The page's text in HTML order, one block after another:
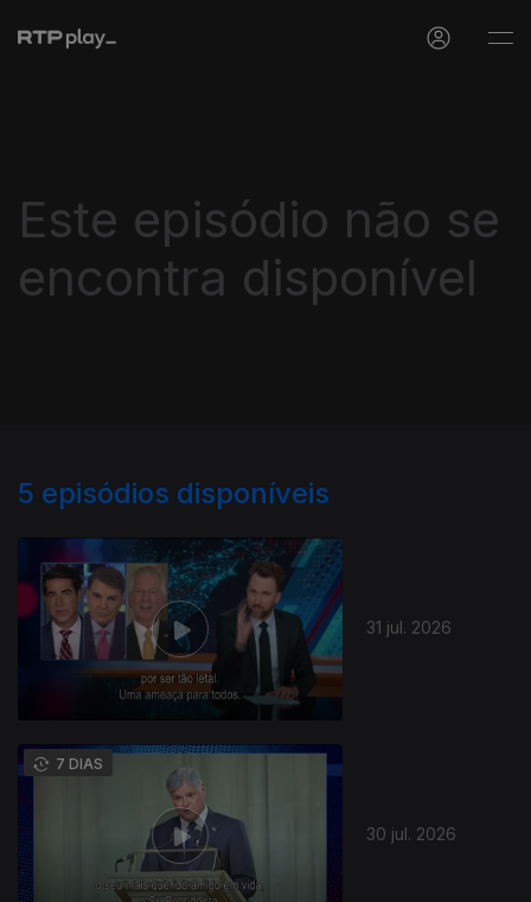
Este episódio não se
encontra disponível
5 episódios disponíveis
31 jul. 2026
7 DIAS
30 jul. 2026